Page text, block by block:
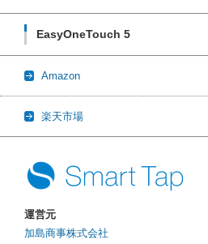
EasyOneTouch 5
Amazon
楽天市場
運営元
加島商事株式会社